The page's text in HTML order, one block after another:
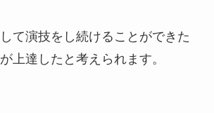
て演技をし続けることができた
上達したと考えられます。